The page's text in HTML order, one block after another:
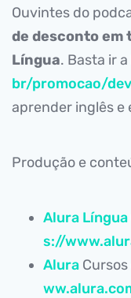
Ouvintes do
de desconto em
Língua. Basta ir a
br/promocao/
aprender inglês e
Produção e
Alura Língua
s://
Alura